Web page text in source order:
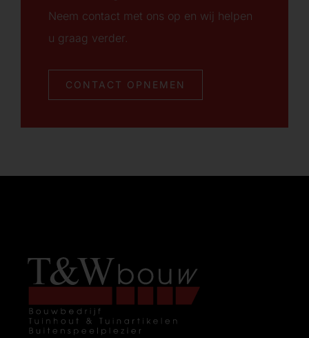
Neem contact met ons op en wij helpen
u graag verder.
CONTACT OPNEMEN